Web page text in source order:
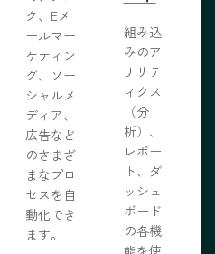
ク、Eメ
ールマー
ケティン
グ、ソー
シャルメ
ディア、
広告など
のさまざ
まなプロ
セスを自
動化でき
ます。
組み込
みのア
ナリテ
ィクス
（分
析）、
レポー
ト、ダ
ッシュ
ボード
の各機